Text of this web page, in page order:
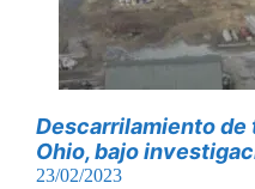
Descarrilamiento de
Ohio, bajo
23/02/2023